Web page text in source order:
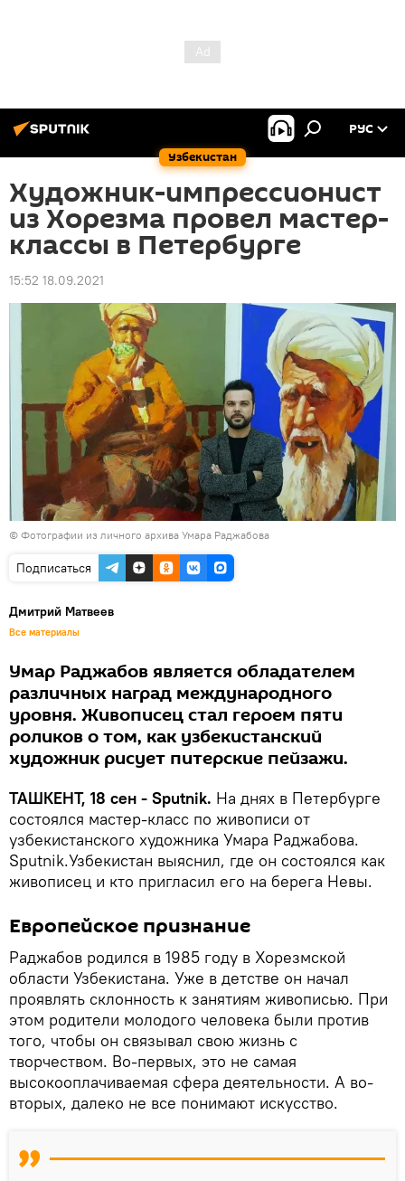
Узбекистан
РУС
Художник-импрессионист
из Хорезма провел мастер-
классы в Петербурге
15:52 18.09.2021
© Фотографии из личного архива Умара Раджабова
Подписаться
Дмитрий Матвеев
Все материалы
Умар Раджабов является обладателем
различных наград международного
уровня. Живописец стал героем пяти
роликов о том, как узбекистанский
художник рисует питерские пейзажи.
ТАШКЕНТ, 18 сен - Sputnik. На днях в Петербурге
состоялся мастер-класс по живописи от
узбекистанского художника Умара Раджабова.
Sputnik.Узбекистан выяснил, где он состоялся как
живописец и кто пригласил его на берега Невы.
Европейское признание
Раджабов родился в 1985 году в Хорезмской
области Узбекистана. Уже в детстве он начал
проявлять склонность к занятиям живописью. При
этом родители молодого человека были против
того, чтобы он связывал свою жизнь с
творчеством. Во-первых, это не самая
высокооплачиваемая сфера деятельности. А во-
вторых, далеко не все понимают искусство.